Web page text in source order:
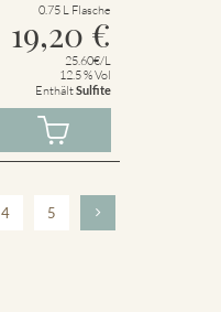
0.75 L Flasche
19,20 €
25.60€/L
12.5 % Vol
EnthältSulfite
4 5